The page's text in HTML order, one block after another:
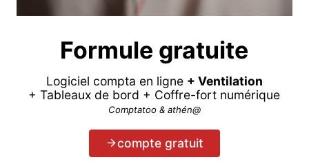
Formule gratuite
Logiciel compta en ligne + Ventilation
+ Tableaux de bord + Coffre-fort numérique
Comptatoo & athén@
compte gratuit